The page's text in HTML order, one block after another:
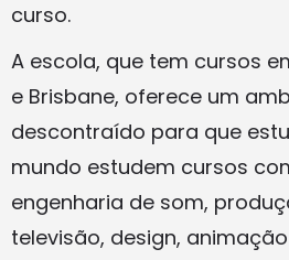
curso.
A escola, que tem cursos
e Brisbane, oferece um
descontraído para que
mundo estudem cursos
engenharia de som,
televisão, design,